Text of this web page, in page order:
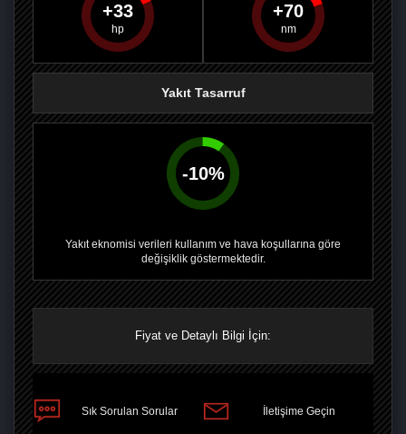
PAYLAŞPAYLAŞPLUS'TA
33 70
Yakıt Tasarruf
-10%
Yakıt eknomisi verileri kullanım ve hava koşullarına göre
değişiklik göstermektedir.
Fiyat ve Detaylı Bilgi İçin:
Sık Sorulan Sorular İletişime Geçin